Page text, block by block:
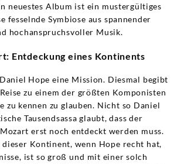
neuestes Album ist ein mustergültiges
fesselnde Symbiose aus spannender
hochanspruchsvoller Musik.
Entdeckung eines Kontinents
Hope eine Mission. Diesmal begibt
zu einem der größten Komponisten
zu kennen zu glauben. Nicht so Daniel
Tausendsassa glaubt, dass der
erst noch entdeckt werden muss.
Kontinent, wenn Hope recht hat,
ist so groß und mit einer solch